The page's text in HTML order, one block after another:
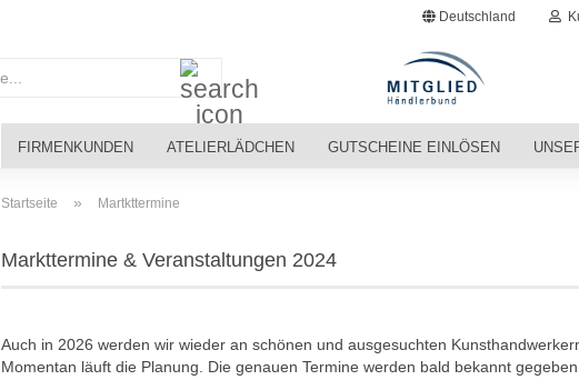
Deutschland
FIRMENKUNDEN ATELIERLÄDCHEN GUTSCHEINE EINLÖSEN
Startseite » Martkttermine
Markttermine & Veranstaltungen 2024
Auch in 2026 werden wir wieder an schönen und ausgesuchten
Momentan läuft die Planung. Die genauen Termine werden bald bekannt gegeben.